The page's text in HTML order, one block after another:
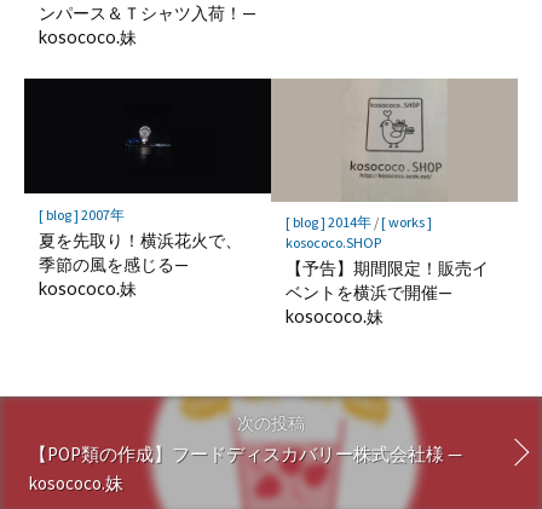
ンパース＆Ｔシャツ入荷！—
kosococo.妹
[ blog ] 2007年
夏を先取り！横浜花火で、
季節の風を感じる—
kosococo.妹
[ blog ] 2014年/[ works ]
kosococo.SHOP
【予告】期間限定！販売イ
ベントを横浜で開催—
kosococo.妹
次の投稿
【POP類の作成】フードディスカバリー株式会社様 —
kosococo.妹